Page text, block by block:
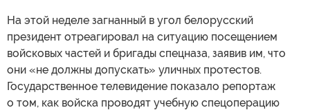
На этой неделе загнанный в угол белорусский
президент отреагировал на ситуацию посещением
войсковых частей и бригады спецназа, заявив им, что
они «не должны допускать» уличных протестов.
Государственное телевидение показало репортаж
о том, как войска проводят учебную спецоперацию